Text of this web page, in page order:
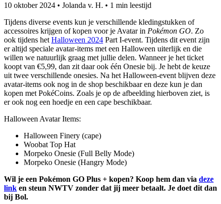
10 oktober 2024 • Jolanda v. H. • 1 min leestijd
Tijdens diverse events kun je verschillende kledingstukken of
accessoires krijgen of kopen voor je Avatar in Pokémon GO. Zo
ook tijdens het Halloween 2024 Part I-event. Tijdens dit event zijn
er altijd speciale avatar-items met een Halloween uiterlijk en die
willen we natuurlijk graag met jullie delen. Wanneer je het ticket
koopt van €5,99, dan zit daar ook één Onesie bij. Je hebt de keuze
uit twee verschillende onesies. Na het Halloween-event blijven deze
avatar-items ook nog in de shop beschikbaar en deze kun je dan
kopen met PokéCoins. Zoals je op de afbeelding hierboven ziet, is
er ook nog een hoedje en een cape beschikbaar.
Halloween Avatar Items:
Halloween Finery (cape)
Woobat Top Hat
Morpeko Onesie (Full Belly Mode)
Morpeko Onesie (Hangry Mode)
Wil je een Pokémon GO Plus + kopen? Koop hem dan via deze
link en steun NWTV zonder dat jij meer betaalt. Je doet dit dan
bij Bol.